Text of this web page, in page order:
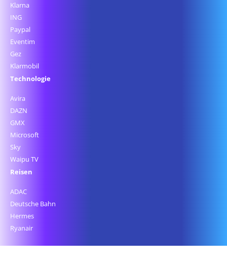
Klarna
ING
Paypal
Eventim
Gez
Klarmobil
Technologie
Avira
DAZN
GMX
Microsoft
Sky
Waipu TV
Reisen
ADAC
Deutsche Bahn
Hermes
Ryanair